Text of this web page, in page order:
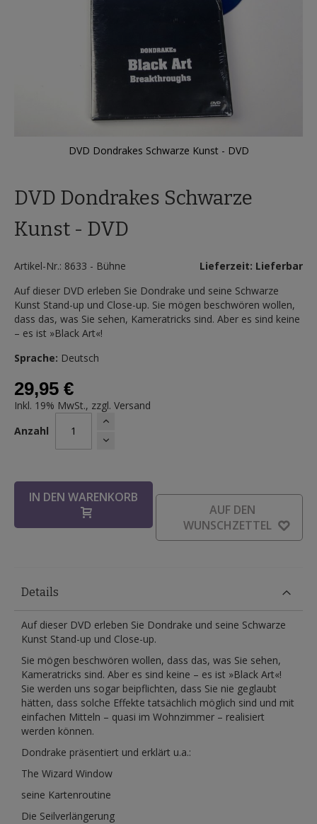
DVD Dondrakes Schwarze Kunst - DVD
der
springen
DVD Dondrakes Schwarze
Kunst - DVD
Artikel-Nr.: 8633 - Bühne
Lieferzeit: Lieferbar
Auf dieser DVD erleben Sie Dondrake und seine Schwarze
Kunst Stand-up und Close-up. Sie mögen beschwören wollen,
dass das, was Sie sehen, Kameratricks sind. Aber es sind keine
– es ist »Black Art«!
Sprache: Deutsch
29,95 €
Inkl. 19% MwSt., zzgl. Versand
Anzahl
IN DEN WARENKORB
AUF DEN
WUNSCHZETTEL
Details
Auf dieser DVD erleben Sie Dondrake und seine Schwarze
Kunst Stand-up und Close-up.
Sie mögen beschwören wollen, dass das, was Sie sehen,
Kameratricks sind. Aber es sind keine – es ist »Black Art«!
Sie werden uns sogar beipflichten, dass Sie nie geglaubt
hätten, dass solche Effekte tatsächlich möglich sind und mit
einfachen Mitteln – quasi im Wohnzimmer – realisiert
werden können.
Dondrake präsentiert und erklärt u.a.:
The Wizard Window
seine Kartenroutine
Die Seilverlängerung